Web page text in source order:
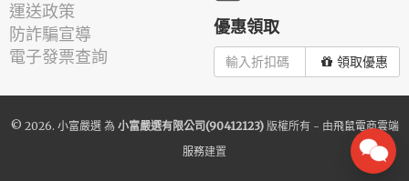
運送政策
防詐騙宣導
電子發票查詢
優惠領取
領取優惠
© 2026. 小富嚴選為 小富嚴選有限公司(90412123)版權所有 - 由飛鼠電商雲端
服務建置